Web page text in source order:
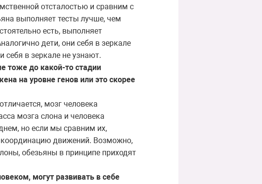
отсталостью и сравним с
выполняет тесты лучше, чем
есть, выполняет
дети, они себя в зеркале
себя в зеркале не узнают.
тоже до какой-то стадии
на уровне генов или это скорее
мозг человека
мозга слона и человека
но если мы сравним их,
координацию движений. Возможно,
обезьяны в принципе приходят
могут развивать в себе